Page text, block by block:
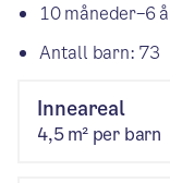
10 måneder–6
Antall barn: 73
Inneareal
4,5 m² per barn